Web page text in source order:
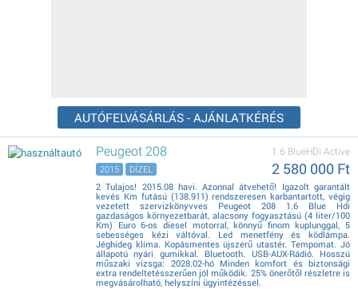
AUTÓFELVÁSÁRLÁS - AJÁNLATKÉRÉS
Peugeot 208 1.6 BlueHDi Active
2 580 000 Ft
2015 DÍZEL
2 Tulajos! 2015.08 havi. Azonnal átvehető! Igazolt garantált
kevés Km futású (138.911) rendszeresen karbantartott, végig
vezetett szervizkönyvves Peugeot 208 1.6 Blue Hdi
gazdaságos környezetbarát, alacsony fogyasztású (4 liter/100
Km) Euro 6-os diesel motorral, könnyű finom kuplunggal, 5
sebességes kézi váltóval. Led menetfény és ködlámpa.
Jéghideg klíma. Kopásmentes újszerű utastér. Tempomat. Jó
állapotú nyári gumikkal. Bluetooth. USB-AUX-Rádió. Hosszú
műszaki vizsga: 2028.02-hó Minden komfort és biztonsági
extra rendeltetésszerűen jól működik. 25% önerőtől részletre is
megvásárolható, helyszíni ügyintézéssel.